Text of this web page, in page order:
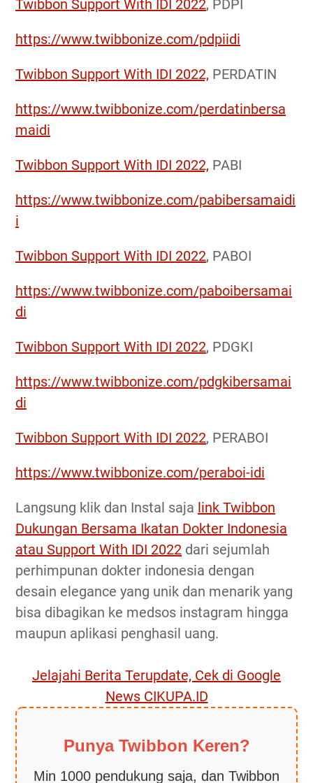
Twibbon Support With IDI 2022, PDPI
https://www.twibbonize.com/pdpiidi
Twibbon Support With IDI 2022, PERDATIN
https://www.twibbonize.com/perdatinbersa
maidi
Twibbon Support With IDI 2022, PABI
https://www.twibbonize.com/pabibersamaidi
i
Twibbon Support With IDI 2022, PABOI
https://www.twibbonize.com/paboibersamai
di
Twibbon Support With IDI 2022, PDGKI
https://www.twibbonize.com/pdgkibersamai
di
Twibbon Support With IDI 2022, PERABOI
https://www.twibbonize.com/peraboi-idi
Langsung klik dan Instal saja link Twibbon
Dukungan Bersama Ikatan Dokter Indonesia
atau Support With IDI 2022 dari sejumlah
perhimpunan dokter indonesia dengan
desain elegance yang unik dan menarik yang
bisa dibagikan ke medsos instagram hingga
maupun aplikasi penghasil uang.
Jelajahi Berita Terupdate, Cek di Google
News CIKUPA.ID
Punya Twibbon Keren?
Min 1000 pendukung saja, dan Twibbon